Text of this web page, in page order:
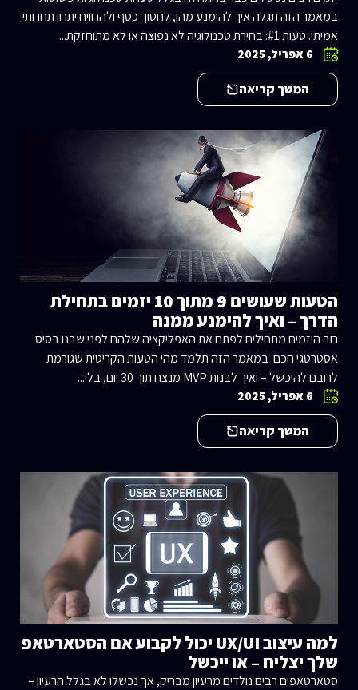
במאמר הזה תגלה איך להימנע מהן, לחסוך כסף ולהרוויח יתרון תחרותי
אמיתי. טעות #1: בחירת טכנולוגיה לא נפוצה או לא מתוחזקת...
6 אפריל, 2025
המשך קריאה
הטעות שעושים 9 מתוך 10 יזמים בתחילת
הדרך – ואיך להימנע ממנה
רוב היזמים מתחילים לפתח את האפליקציה שלהם לפני שבנו בסיס
אסטרטגי חכם. במאמר הזה תלמד מהי הטעות הקריטית שגורמת
לרובם להיכשל – ואיך לבנות MVP מנצח תוך 30 יום, בלי...
6 אפריל, 2025
המשך קריאה
למה עיצוב UX/UI יכול לקבוע אם הסטארטאפ
שלך יצליח – או ייכשל
סטארטאפים רבים נולדים מרעיון מבריק, אך נכשלו לא בגלל הרעיון –